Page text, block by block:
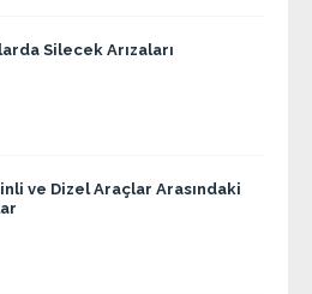
Silecek Arızaları
ve Dizel Araçlar Arasındaki